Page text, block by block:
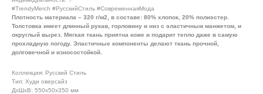
#TrendyMerch #РусскийСтиль #СовременнаяМода
Плотность материала – 320 г/м2, в составе: 80% хлопок, 20% полиэстер.
Толстовка имеет длинный рукав, горловину и низ с эластичным манжетом, и
округлый вырез. Мягкая ткань приятна коже и подарит тепло даже в самую
прохладную погоду. Эластичные компоненты делают ткань прочной,
долговечной и износостойкой.
Коллекция: Русский Стиль
Тип: Худи оверсайз
ДxШxВ: 550x50x350 мм